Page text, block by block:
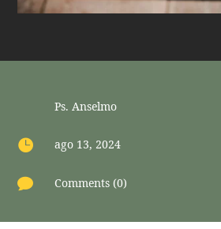
Ps. Anselmo
 ago 13, 2024
 Comments (0)